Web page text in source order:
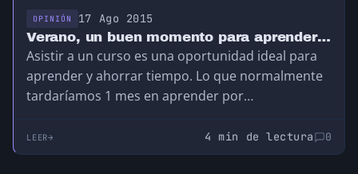
OPINIÓN 17 Ago 2015
Verano, un buen momento para aprender…
Asistir a un curso es una oportunidad ideal para
aprender y ahorrar tiempo. Lo que normalmente
tardaríamos 1 mes en aprender por…
LEER 4 min de lectura 0